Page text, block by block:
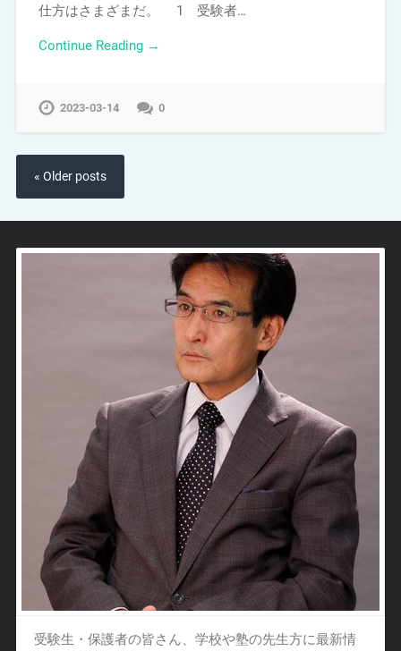
仕方はさまざまだ。 1 受験者…
Continue Reading →
2023-03-14 0
« Older posts
受験生・保護者の皆さん、学校や塾の先生方に最新情